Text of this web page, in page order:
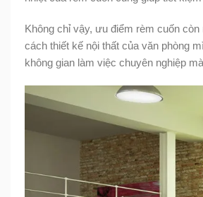
Không chỉ vậy, ưu điểm rèm cuốn
cách thiết kế nội thất của văn phòng
không gian làm việc chuyên nghiệp